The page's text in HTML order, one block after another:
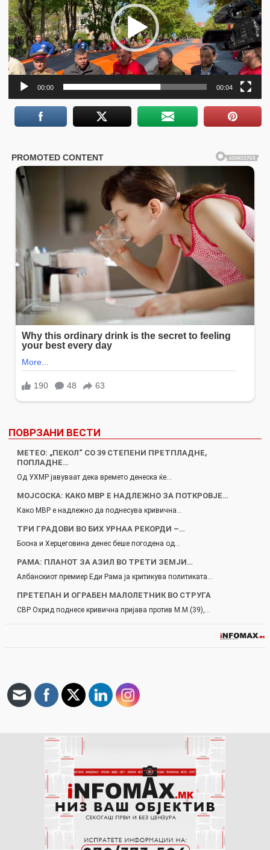
00:00 00:04
ПОВРЗАНИ ВЕСТИ
МЕТЕО: „ПЕКОЛ“ СО 39 СТЕПЕНИ ПРЕТПЛАДНЕ,
ПОПЛАДНЕ…
Од УХМР јавуваат дека времето денеска ќе…
МОЈСОСКА: КАКО МВР Е НАДЛЕЖНО ЗА ПОТКРОВЈЕ…
Како МВР е надлежно да поднесува кривична…
ТРИ ГРАДОВИ ВО БИХ УРНАА РЕКОРДИ –…
Босна и Херцеговина денес беше погодена од…
РАМА: ПЛАНОТ ЗА АЗИЛ ВО ТРЕТИ ЗЕМЈИ…
Албанскиот премиер Еди Рама ја критикува политиката…
ПРЕТЕПАН И ОГРАБЕН МАЛОЛЕТНИК ВО СТРУГА
СВР Охрид поднесе кривична пријава против М.М.(39),…